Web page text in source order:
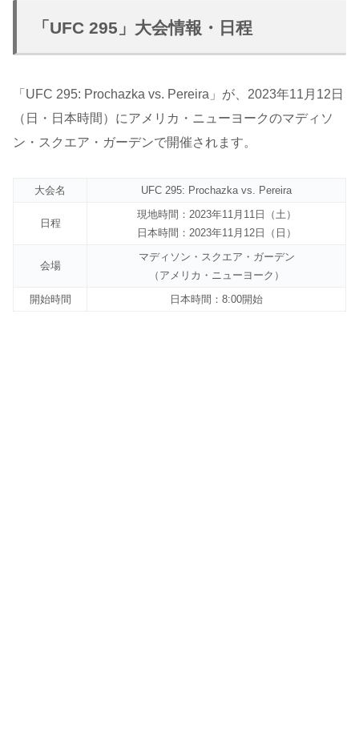
「UFC 295」大会情報・日程
「UFC 295: Prochazka vs. Pereira」が、2023年11月12日
（日・日本時間）にアメリカ・ニューヨークのマディソ
ン・スクエア・ガーデンで開催されます。
大会名 UFC 295: Prochazka vs. Pereira
日程
現地時間：2023年11月11日（土）
日本時間：2023年11月12日（日）
会場
マディソン・スクエア・ガーデン
（アメリカ・ニューヨーク）
開始時間
日本時間：8:00開始